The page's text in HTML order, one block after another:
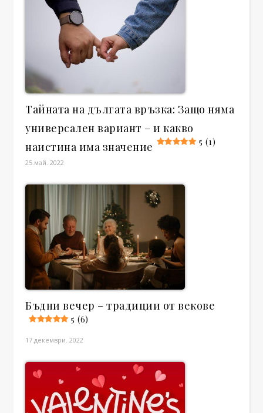
Тайната на дългата връзка: Защо няма
универсален вариант – и какво
наистина има значение
5 (1)
25.май. 2022
Бъдни вечер – традиции от векове
5 (6)
17.декември. 2022